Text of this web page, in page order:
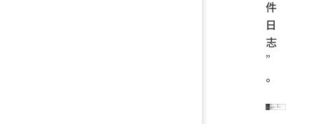
件
日
志
”
。